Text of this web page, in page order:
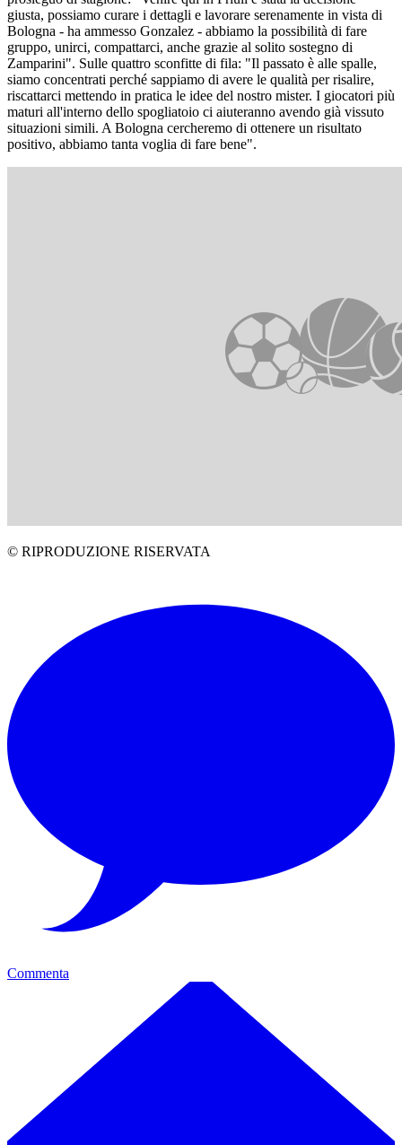
giusta, possiamo curare i dettagli e lavorare serenamente in vista di
Bologna - ha ammesso Gonzalez - abbiamo la possibilità di fare
gruppo, unirci, compattarci, anche grazie al solito sostegno di
Zamparini". Sulle quattro sconfitte di fila: "Il passato è alle spalle,
siamo concentrati perché sappiamo di avere le qualità per risalire,
riscattarci mettendo in pratica le idee del nostro mister. I giocatori più
maturi all'interno dello spogliatoio ci aiuteranno avendo già vissuto
situazioni simili. A Bologna cercheremo di ottenere un risultato
positivo, abbiamo tanta voglia di fare bene".
© RIPRODUZIONE RISERVATA
Commenta